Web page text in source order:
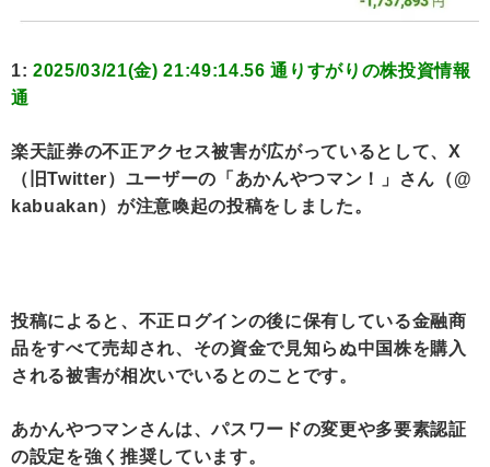
1: 2025/03/21(金) 21:49:14.56 通りすがりの株投資情報
通
楽天証券の不正アクセス被害が広がっているとして、X
（旧Twitter）ユーザーの「あかんやつマン！」さん（@
kabuakan）が注意喚起の投稿をしました。
投稿によると、不正ログインの後に保有している金融商
品をすべて売却され、その資金で見知らぬ中国株を購入
される被害が相次いでいるとのことです。
あかんやつマンさんは、パスワードの変更や多要素認証
の設定を強く推奨しています。